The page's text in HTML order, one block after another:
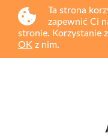
Ta strona
zapewnić Ci
stronie. Korzystanie
OK z nim.